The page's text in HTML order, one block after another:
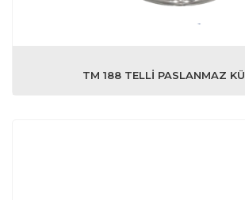
TM 188 TELLİ PASLANMAZ